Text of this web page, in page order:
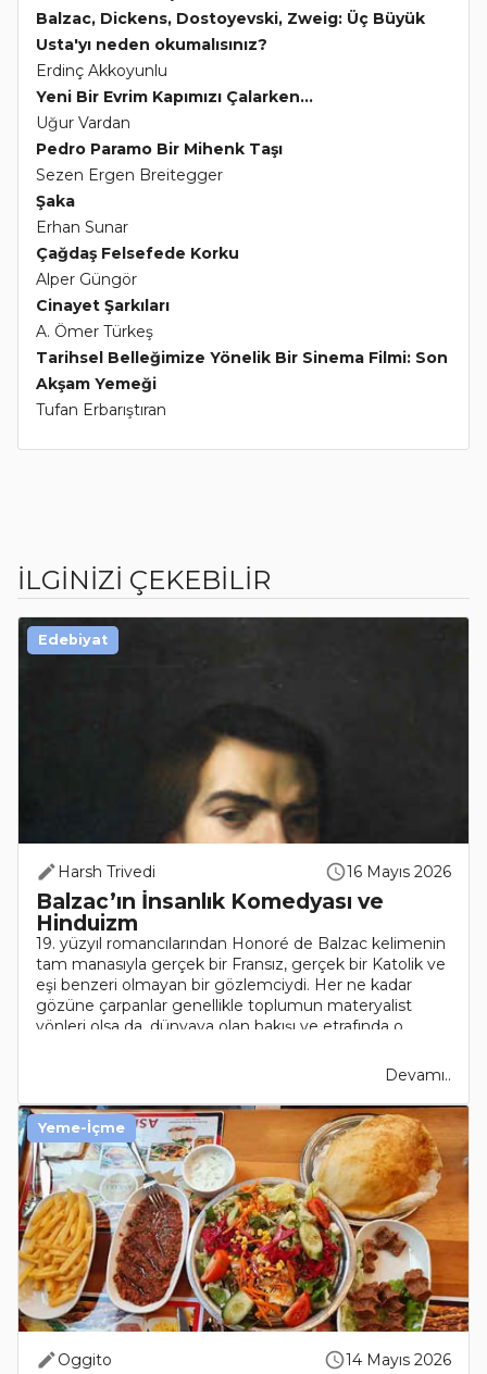
Balzac, Dickens, Dostoyevski, Zweig: Üç Büyük
Usta'yı neden okumalısınız?
Erdinç Akkoyunlu
Yeni Bir Evrim Kapımızı Çalarken...
Uğur Vardan
Pedro Paramo Bir Mihenk Taşı
Sezen Ergen Breitegger
Şaka
Erhan Sunar
Çağdaş Felsefede Korku
Alper Güngör
Cinayet Şarkıları
A. Ömer Türkeş
Tarihsel Belleğimize Yönelik Bir Sinema Filmi: Son
Akşam Yemeği
Tufan Erbarıştıran
İLGİNİZİ ÇEKEBİLİR
Harsh Trivedi 16 Mayıs 2026
Balzac’ın İnsanlık Komedyası ve
Hinduizm
19. yüzyıl romancılarından Honoré de Balzac kelimenin
tam manasıyla gerçek bir Fransız, gerçek bir Katolik ve
eşi benzeri olmayan bir gözlemciydi. Her ne kadar
gözüne çarpanlar genellikle toplumun materyalist
yönleri olsa da, dünyaya olan bakışı ve etrafında o..
Devamı..
Edebiyat
Oggito 14 Mayıs 2026
Yeme-İçme